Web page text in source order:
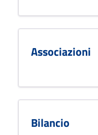
Associazioni
Bilancio